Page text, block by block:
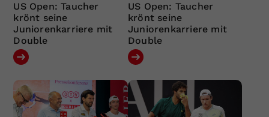
US Open: Taucher
krönt seine
Juniorenkarriere mit
Double
US Open: Taucher
krönt seine
Juniorenkarriere mit
Double